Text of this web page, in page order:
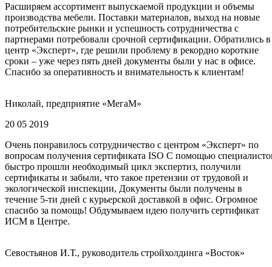
Расширяем ассортимент выпускаемой продукции и объемы
производства мебели. Поставки материалов, выход на новые
потребительские рынки и успешность сотрудничества с
партнерами потребовали срочной сертификации. Обратились в
центр «Эксперт», где решили проблему в рекордно короткие
сроки – уже через пять дней документы были у нас в офисе.
Спасибо за оперативность и внимательность к клиентам!
Николай, предприятие «МегаМ»
20 05 2019
Очень понравилось сотрудничество с центром «Эксперт» по
вопросам получения сертификата ISO С помощью
быстро прошли необходимый цикл экспертиз, получили
сертификаты и забыли, что такое претензии от трудовой и
экологической инспекции, Документы были получены в
течение 5-ти дней с курьерской доставкой в офис. Огромное
спасибо за помощь! Обдумываем идею получить сертификат
ИСМ в Центре.
Севостьянов И.Т., руководитель стройхолдинга «Восток»